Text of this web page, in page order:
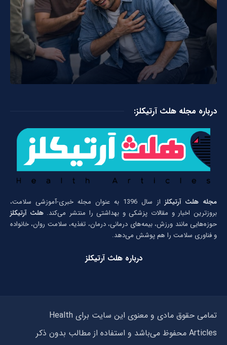
درباره مجله هلث آرتیکلز:
مجله هلث آرتیکلز
از سال 1396 به عنوان مجله خبری-آموزشی سلامت،
بروزترین اخبار و مقالات پزشکی و بهداشتی را منتشر می‌کند.هلث آرتیکلز
حوزه‌هایی مانند ورزش، بیمه‌های درمانی، درمان، تغذیه، سلامت روان، خانواده
و فناوری سلامت را هم پوشش می‌دهد.
درباره هلث آرتیکلز
تمامی حقوق مادی و معنوی این سایت برای Health
Articles محفوظ می‌باشد و استفاده از مطالب بدون ذکر